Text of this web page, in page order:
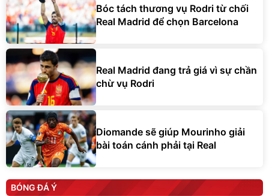
Bóc tách thương vụ Rodri từ chối
Real Madrid để chọn Barcelona
Real Madrid đang trả giá vì sự chần
chừ vụ Rodri
Diomande sẽ giúp Mourinho giải
bài toán cánh phải tại Real
BÓNG ĐÁ Ý